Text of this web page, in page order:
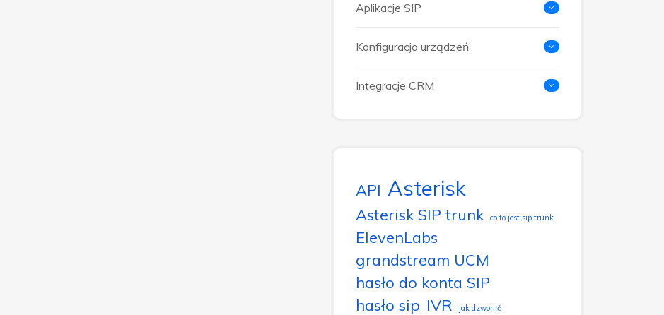
Aplikacje SIP
Konfiguracja urządzeń
Integracje CRM
API Asterisk
Asterisk SIP trunk co to jest sip trunk
ElevenLabs
grandstream UCM
hasło do konta SIP
hasło sip IVR
jak dzwonić